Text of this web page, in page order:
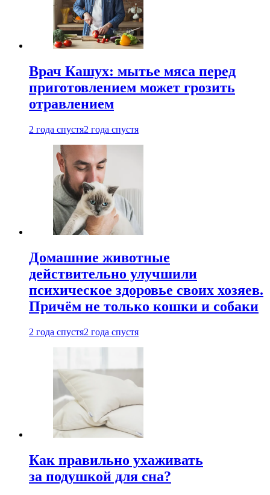
Врач Кашух: мытье мяса перед
приготовлением может грозить
отравлением
2 года спустя2 года спустя
Домашние животные
действительно улучшили
психическое здоровье своих хозяев.
Причём не только кошки и собаки
2 года спустя2 года спустя
Как правильно ухаживать
за подушкой для сна?